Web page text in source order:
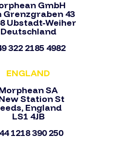
GmbH
Grenzgraben 43
Ubstadt-Weiher
Deutschland
322 2185 4982
ENGLAND
SA
Station St
England
LS1 4JB
1218 390 250